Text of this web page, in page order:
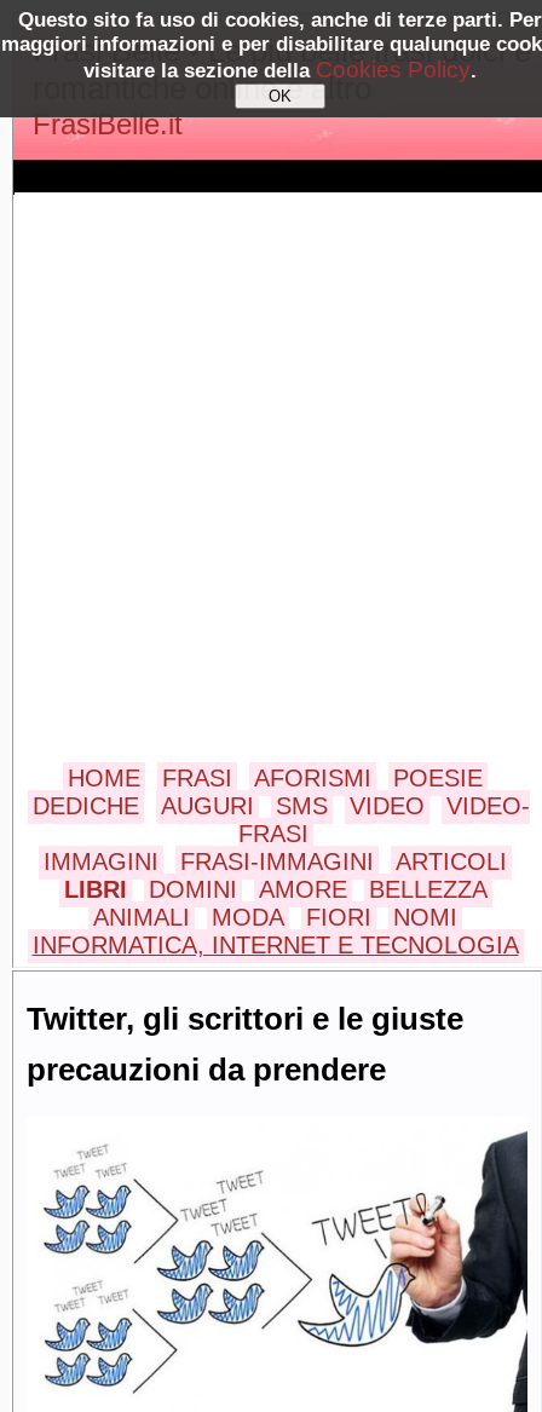
Questo sito fa uso di cookies, anche di terze parti. Per
maggiori informazioni e per disabilitare qualunque
visitare la sezione della Cookies Policy.
Frasi Belle - Le più belle frasi dolci e
romantiche online e altro
FrasiBelle.it
HOME FRASI AFORISMI
POESIE
DEDICHE
AUGURI SMS VIDEO
VIDEO-
FRASI
IMMAGINI
FRASI-IMMAGINI
ARTICOLI
LIBRI
DOMINI AMORE
BELLEZZA
ANIMALI
MODA FIORI
NOMI
INFORMATICA, INTERNET E TECNOLOGIA
Twitter, gli scrittori e le giuste
precauzioni da prendere